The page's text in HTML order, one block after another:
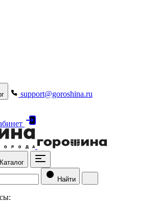
support@goroshina.ru
Каталог
Найти